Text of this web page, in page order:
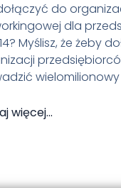
do
dla
Myślisz, że żeby
wielomilionowy
więcej...